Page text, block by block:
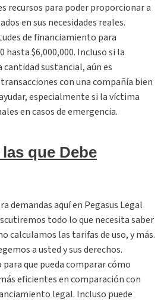
recursos para poder proporcionar a
en sus necesidades reales.
de financiamiento para
hasta $6,000,000. Incluso si la
sustancial, aún es
con una compañía bien
especialmente si la víctima
en casos de emergencia.
que Debe
demandas aquí en Pegasus Legal
todo lo que necesita saber
calculamos las tarifas de uso, y más.
a usted y sus derechos.
que pueda comparar cómo
eficientes en comparación con
legal. Incluso puede